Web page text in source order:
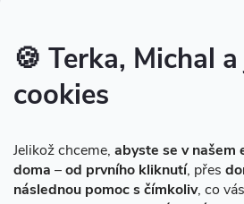
🍪 Terka, Michal
cookies
Jelikož chceme, abyste se v našem
doma –od prvního kliknutí, přes
následnou pomoc s čímkoliv, co
Instagram